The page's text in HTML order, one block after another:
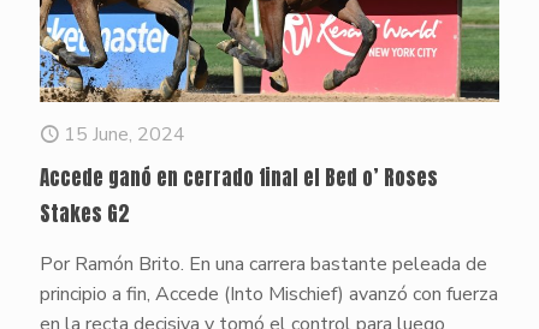
15 June, 2024
Accede ganó en cerrado final el Bed o’ Roses
Stakes G2
Por Ramón Brito. En una carrera bastante peleada de
principio a fin, Accede (Into Mischief) avanzó con fuerza